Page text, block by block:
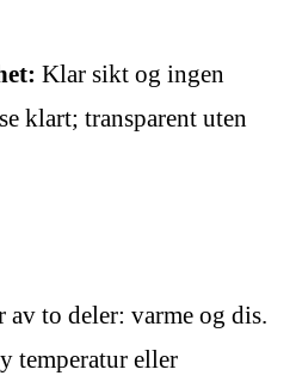
Klar sikt og ingen
klart; transparent uten
av to deler: varme og dis.
temperatur eller